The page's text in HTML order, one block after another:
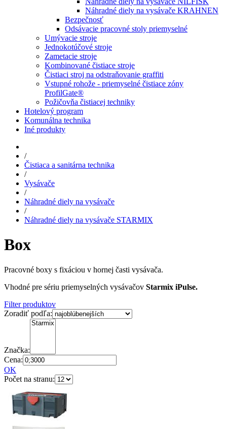
Náhradné diely na vysávače KRAHNEN
Bezpečnosť
Odsávacie pracovné stoly priemyselné
Umývacie stroje
Jednokotúčové stroje
Zametacie stroje
Kombinované čistiace stroje
Čistiaci stroj na odstraňovanie graffiti
Vstupné rohože - priemyselné čistiace zóny
ProfilGate®
Požičovňa čistiacej techniky
Hotelový program
Komunálna technika
Iné produkty
/
Čistiaca a sanitárna technika
/
Vysávače
/
Náhradné diely na vysávače
/
Náhradné diely na vysávače STARMIX
Box
Pracovné boxy s fixáciou v hornej časti vysávača.
Vhodné pre sériu priemyselných vysávačov Starmix iPulse.
Filter produktov
Zoradiť podľa:
Značka:
Cena:
OK
Počet na stranu: